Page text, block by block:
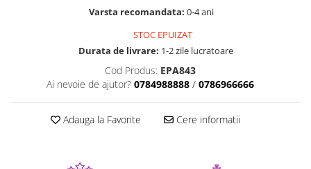
Jucarii cu Dinozauri
Figurine cu animale domestice
Jucarii Montessori
Varsta recomandata: 0-4 ani
STOC EPUIZAT
Durata de livrare: 1-2 zile lucratoare
Cod Produs: EPA843
Ai nevoie de ajutor? 0784988888 / 0786966666
Adauga la Favorite Cere informatii